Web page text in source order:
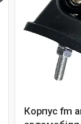
Корпус fm